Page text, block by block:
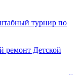
турнир по
ремонт Детской